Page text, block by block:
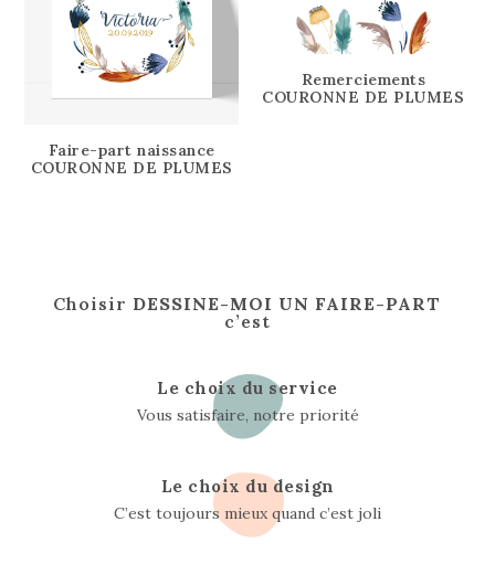
Faire-part naissance
COURONNE DE PLUMES
Remerciements
COURONNE DE PLUMES
Choisir DESSINE-MOI UN FAIRE-PART
c’est
Le choix du service
Vous satisfaire, notre priorité
Le choix du design
C’est toujours mieux quand c’est joli